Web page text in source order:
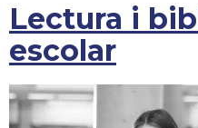
Lectura i
escolar